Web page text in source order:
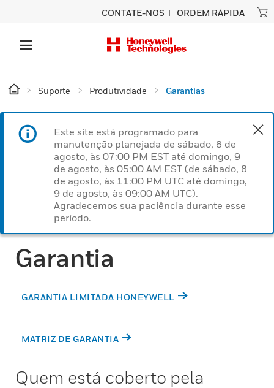
CONTATE-NOS ORDEM RÁPIDA
Suporte Produtividade Garantias
Este site está programado para
manutenção planejada de sábado, 8 de
agosto, às 07:00 PM EST até domingo, 9
de agosto, às 05:00 AM EST (de sábado, 8
de agosto, às 11:00 PM UTC até domingo,
9 de agosto, às 09:00 AM UTC).
Agradecemos sua paciência durante esse
período.
Garantia
GARANTIA LIMITADA HONEYWELL
MATRIZ DE GARANTIA
Quem está coberto pela